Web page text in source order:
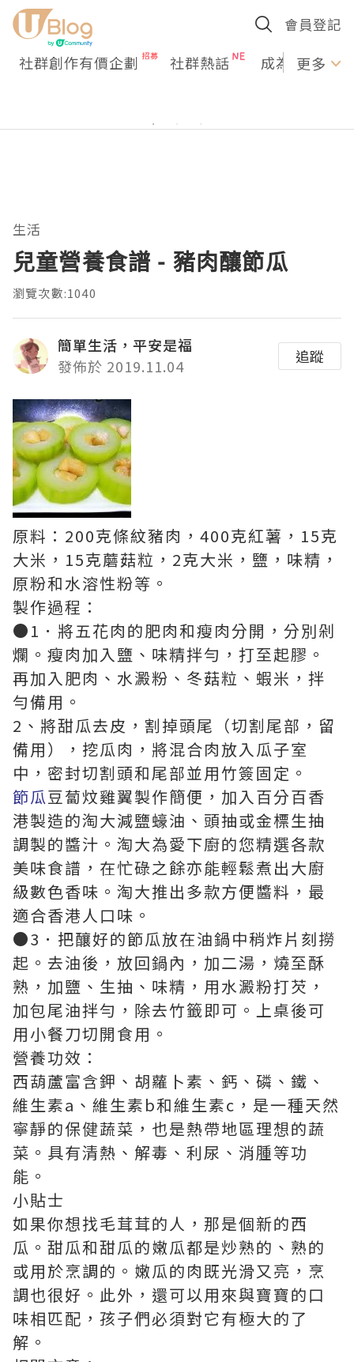
會員登記
社群創作有價企劃 社群熱話 成為U更多
生活
兒童營養食譜 - 豬肉釀節瓜
瀏覽次數:1040
簡單生活，平安是福
發佈於 2019.11.04
追蹤
原料：200克條紋豬肉，400克紅薯，15克
大米，15克蘑菇粒，2克大米，鹽，味精，
原粉和水溶性粉等。
製作過程：
●1．將五花肉的肥肉和瘦肉分開，分別剁
爛。瘦肉加入鹽、味精拌勻，打至起膠。
再加入肥肉、水澱粉、冬菇粒、蝦米，拌
勻備用。
2、將甜瓜去皮，割掉頭尾（切割尾部，留
備用），挖瓜肉，將混合肉放入瓜子室
中，密封切割頭和尾部並用竹簽固定。
節瓜豆蔔炆雞翼製作簡便，加入百分百香
港製造的淘大減鹽蠔油、頭抽或金標生抽
調製的醬汁。淘大為愛下廚的您精選各款
美味食譜，在忙碌之餘亦能輕鬆煮出大廚
級數色香味。淘大推出多款方便醬料，最
適合香港人口味。
●3．把釀好的節瓜放在油鍋中稍炸片刻撈
起。去油後，放回鍋內，加二湯，燒至酥
熟，加鹽、生抽、味精，用水澱粉打芡，
加包尾油拌勻，除去竹籤即可。上桌後可
用小餐刀切開食用。
營養功效：
西葫蘆富含鉀、胡蘿卜素、鈣、磷、鐵、
維生素a、維生素b和維生素c，是一種天然
寧靜的保健蔬菜，也是熱帶地區理想的蔬
菜。具有清熱、解毒、利尿、消腫等功
能。
小貼士
如果你想找毛茸茸的人，那是個新的西
瓜。甜瓜和甜瓜的嫩瓜都是炒熟的、熟的
或用於烹調的。嫩瓜的肉既光滑又亮，烹
調也很好。此外，還可以用來與寶寶的口
味相匹配，孩子們必須對它有極大的了
解。